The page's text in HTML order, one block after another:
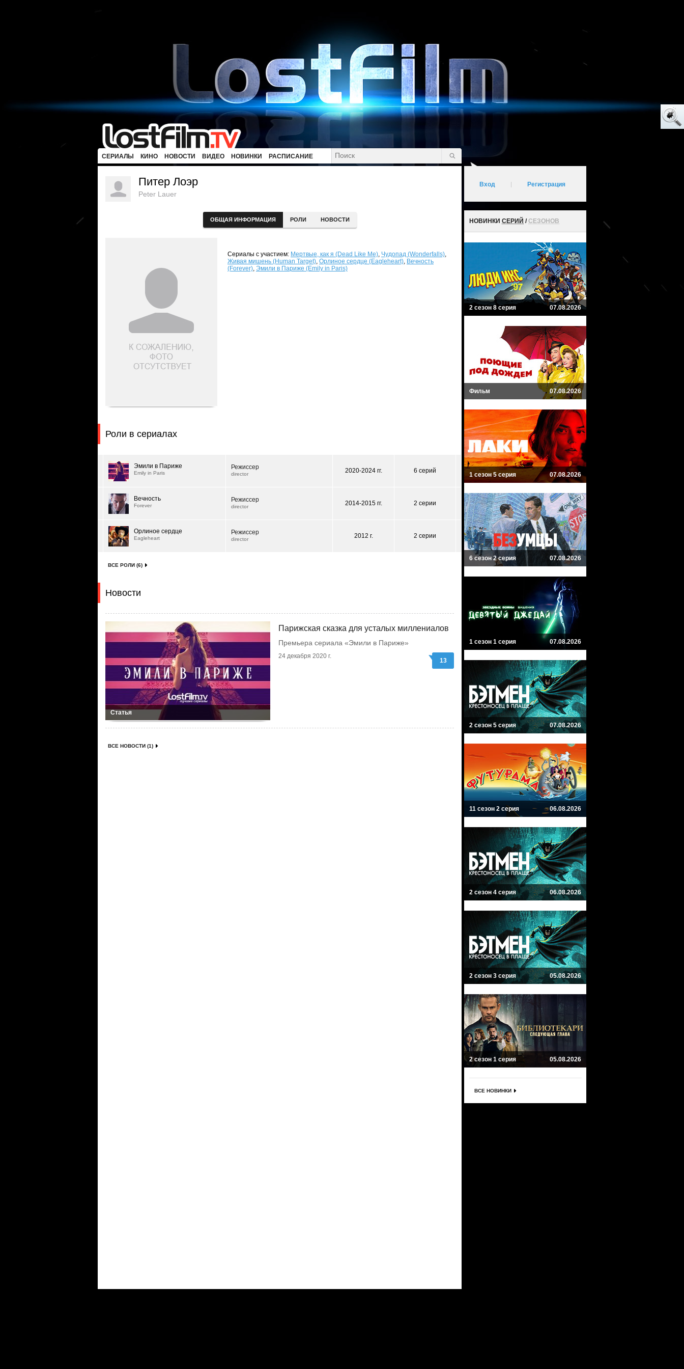
СЕРИАЛЫ КИНО НОВОСТИ ВИДЕО НОВИНКИ РАСПИСАНИЕ
Питер Лоэр
Peter Lauer
ОБЩАЯ ИНФОРМАЦИЯ РОЛИ НОВОСТИ
Сериалы с участием: Мертвые, как я (Dead Like Me), Чудопад (Wonderfalls),
Живая мишень (Human Target), Орлиное сердце (Eagleheart), Вечность
(Forever), Эмили в Париже (Emily in Paris)
Роли в сериалах
Эмили в Париже
Emily in Paris
Режиссер
director 2020-2024 гг. 6 серий
Вечность
Forever
Режиссер
director 2014-2015 гг. 2 серии
Орлиное сердце
Eagleheart
Режиссер
director 2012 г. 2 серии
ВСЕ РОЛИ (6)
Новости
Статья
Парижская сказка для усталых миллениалов
Премьера сериала «Эмили в Париже»
24 декабря 2020 г.
13
ВСЕ НОВОСТИ (1)
Вход Регистрация
НОВИНКИ СЕРИЙ /СЕЗОНОВ
2 сезон 8 серия 07.08.2026
Фильм 07.08.2026
1 сезон 5 серия 07.08.2026
6 сезон 2 серия 07.08.2026
1 сезон 1 серия 07.08.2026
2 сезон 5 серия 07.08.2026
11 сезон 2 серия 06.08.2026
2 сезон 4 серия 06.08.2026
2 сезон 3 серия 05.08.2026
2 сезон 1 серия 05.08.2026
ВСЕ НОВИНКИ